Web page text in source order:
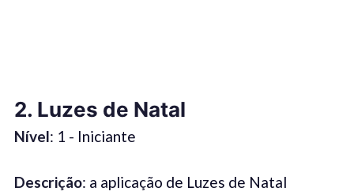
2. Luzes de Natal
Nível: 1 - Iniciante
Descrição: a aplicação de Luzes de Natal